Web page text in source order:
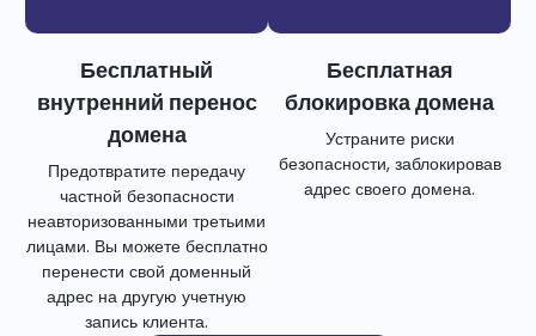
Бесплатный
внутренний перенос
домена
Предотвратите передачу
частной безопасности
неавторизованными третьими
лицами. Вы можете бесплатно
перенести свой доменный
адрес на другую учетную
запись клиента.
Бесплатная
блокировка домена
Устраните риски
безопасности, заблокировав
адрес своего домена.